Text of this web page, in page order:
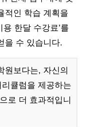
적인 학습 계획을
한달 수강료’를
을 수 있습니다.
원보다는, 자신의
큘럼을 제공하는
로 더 효과적입니